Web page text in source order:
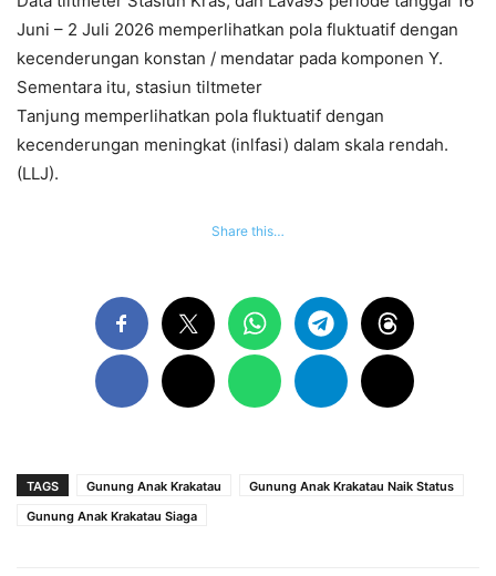
Juni – 2 Juli 2026 memperlihatkan pola fluktuatif dengan
kecenderungan konstan / mendatar pada komponen Y.
Sementara itu, stasiun tiltmeter
Tanjung memperlihatkan pola fluktuatif dengan
kecenderungan meningkat (inlfasi) dalam skala rendah.
(LLJ).
Share this…
TAGS Gunung Anak Krakatau
Gunung Anak Krakatau Naik Status
Gunung Anak Krakatau Siaga